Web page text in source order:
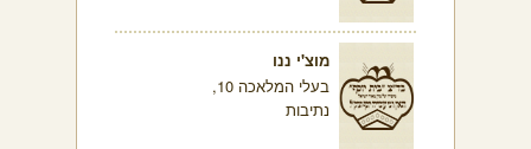
מוצ'י ננו
בעלי המלאכה 10,
נתיבות